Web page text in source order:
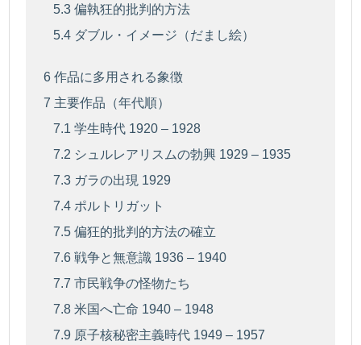
5.3 偏執狂的批判的方法
5.4 ダブル・イメージ（だまし絵）
6 作品に多用される象徴
7 主要作品（年代順）
7.1 学生時代 1920 – 1928
7.2 シュルレアリスムの勃興 1929 – 1935
7.3 ガラの出現 1929
7.4 ポルトリガット
7.5 偏狂的批判的方法の確立
7.6 戦争と無意識 1936 – 1940
7.7 市民戦争の怪物たち
7.8 米国へ亡命 1940 – 1948
7.9 原子核秘密主義時代 1949 – 1957